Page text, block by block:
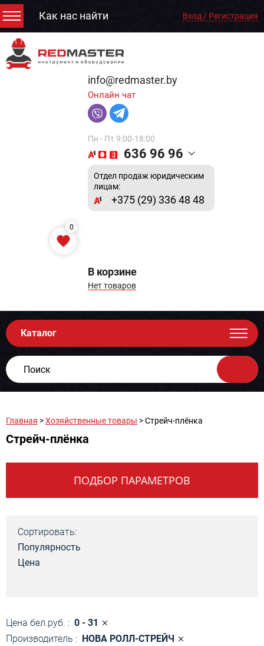
Как нас найти Вход / Регистрация
info@redmaster.by
Онлайн чат
Пн - Пт 9:00-18:00
636 96 96
Отдел продаж юридическим
лицам:
+375 (29) 336 48 48
0
В корзине
Нет товаров
Каталог
Главная >Хозяйственные товары > Стрейч-плёнка
Стрейч-плёнка
ПОДБОР ПАРАМЕТРОВ
Сортировать:
Популярность
Цена
Цена бел.руб. : 0 - 31
Производитель : НОВА РОЛЛ-СТРЕЙЧ